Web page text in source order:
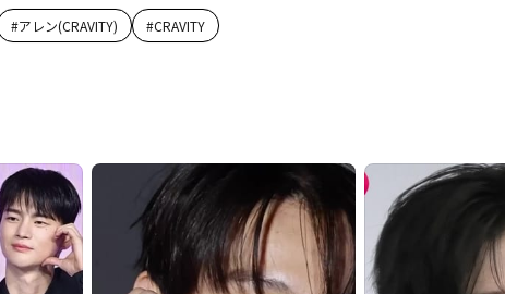
#アレン(CRAVITY) #CRAVITY